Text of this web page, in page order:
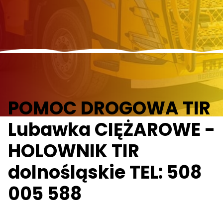
POMOC DROGOWA TIR
Lubawka CIĘŻAROWE -
HOLOWNIK TIR
dolnośląskie TEL: 508
005 588